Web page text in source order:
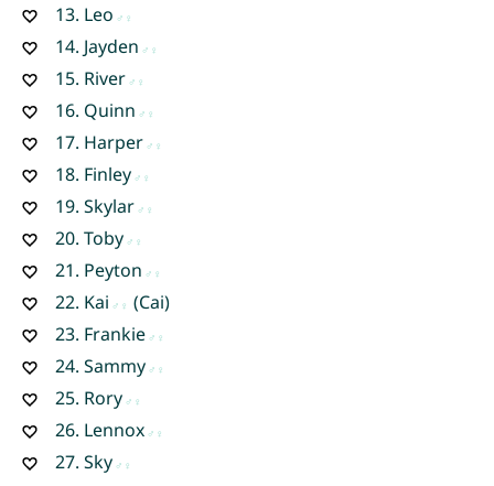
13. Leo
14. Jayden
15. River
16. Quinn
17. Harper
18. Finley
19. Skylar
20. Toby
21. Peyton
22. Kai
(Cai)
23. Frankie
24. Sammy
25. Rory
26. Lennox
27. Sky